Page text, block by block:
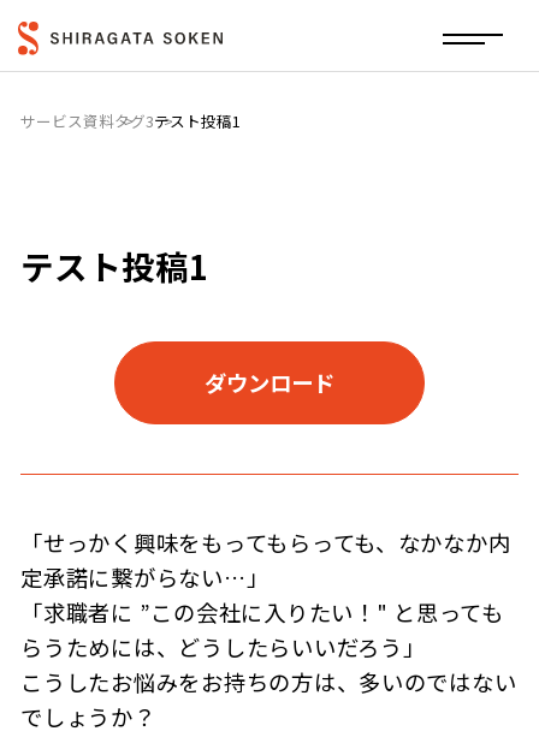
サービス資料タグ3テスト投稿1
テスト投稿1
ダウンロード
「せっかく興味をもってもらっても、なかなか内
定承諾に繋がらない…」
「求職者に ”この会社に入りたい！" と思っても
らうためには、どうしたらいいだろう」
こうしたお悩みをお持ちの方は、多いのではない
でしょうか？